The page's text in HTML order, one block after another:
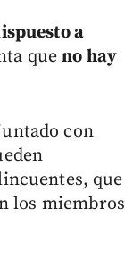
a
queno hay
con
que
los miembros